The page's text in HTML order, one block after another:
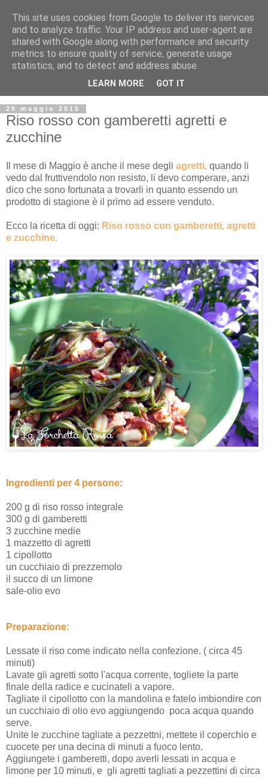
26 maggio 2015
Riso rosso con gamberetti agretti e
zucchine
Il mese di Maggio è anche il mese degli agretti, quando li
vedo dal fruttivendolo non resisto, li devo comperare, anzi
dico che sono fortunata a trovarli in quanto essendo un
prodotto di stagione è il primo ad essere venduto.
Ecco la ricetta di oggi: Riso rosso con gamberetti, agretti
e zucchine.
Ingredienti per 4 persone:
200 g di riso rosso integrale
300 g di gamberetti
3 zucchine medie
1 mazzetto di agretti
1 cipollotto
un cucchiaio di prezzemolo
il succo di un limone
sale-olio evo
Preparazione:
Lessate il riso come indicato nella confezione. ( circa 45
minuti)
Lavate gli agretti sotto l'acqua corrente, togliete la parte
finale della radice e cucinateli a vapore.
Tagliate il cipollotto con la mandolina e fatelo imbiondire con
un cucchiaio di olio evo aggiungendo poca acqua quando
serve.
Unite le zucchine tagliate a pezzettni, mettete il coperchio e
cuocete per una decina di minuti a fuoco lento.
Aggiungete i gamberetti, dopo averli lessati in acqua e
limone per 10 minuti, e gli agretti tagliati a pezzettini di circa
This site uses cookies from Google to deliver its services
and to analyze traffic. Your IP address and user-agent are
shared with Google along with performance and security
metrics to ensure quality of service, generate usage
statistics, and to detect and address abuse.
LEARN MORE GOT IT